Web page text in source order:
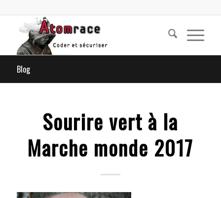
Blog
Sourire vert à la
Marche monde 2017